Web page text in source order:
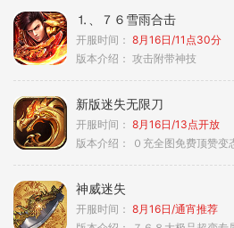
⒈、７６雪雨合击
开服时间： 8月16日/11点30分
版本介绍： 攻击附带神技
新版迷失无限刀
开服时间： 8月16日/13点开放
版本介绍：
０充全图免费顶赞变
神威迷失
开服时间： 8月16日/通宵推荐